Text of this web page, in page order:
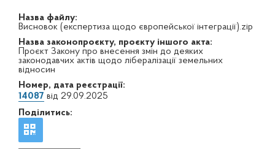
Назва файлу:
Висновок (експертиза щодо європейської інтеграції).zip
Назва законопроєкту, проєкту іншого акта:
Проєкт Закону про внесення змін до деяких
законодавчих актів щодо лібералізації земельних
відносин
Номер, дата реєстрації:
14087 від 29.09.2025
Поділитись: